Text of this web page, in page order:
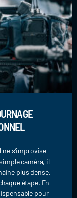
s’improvise
caméra, il
plus dense,
étape. En
pour